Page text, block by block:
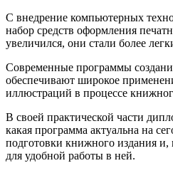
С внедрение компьютерных
набор средств оформления
увеличился, они стали более
Современные программы
обеспечивают широкое
иллюстраций в процессе
В своей практической части
какая программа актуальна на
подготовки книжного издания
для удобной работы в ней.